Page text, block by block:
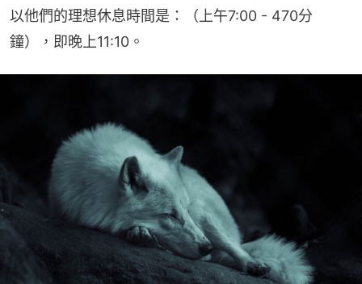
以他們的理想休息時間是：（上午7:00 - 470分
鐘），即晚上11:10。